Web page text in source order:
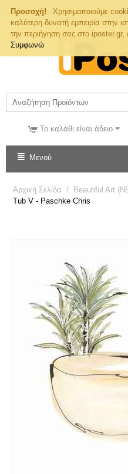
Προσοχή!
Χρησιμοποιούμε
καλύτερη δυνατή εμπειρία στην
την περιήγηση σας στο iposter.gr,
Συμφωνώ
Τηλ. Παραγγελιών
Το καλάθι είναι άδειο
Μενού
Αρχική Σελίδα / Beautiful Art
Tub V - Paschke Chris